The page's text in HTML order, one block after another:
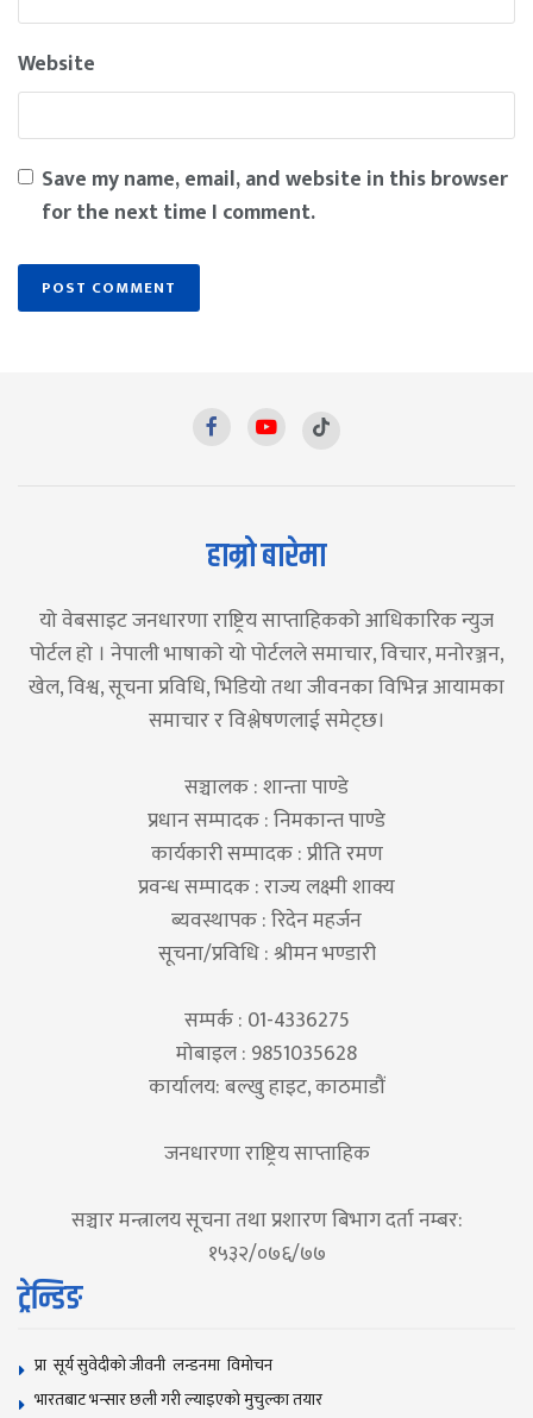
Website
Save my name, email, and website in this browser
for the next time I comment.
हाम्रो बारेमा
यो वेबसाइट जनधारणा राष्ट्रिय साप्ताहिकको आधिकारिक न्युज
पोर्टल हो । नेपाली भाषाको यो पोर्टलले समाचार, विचार, मनोरञ्जन,
खेल, विश्व, सूचना प्रविधि, भिडियो तथा जीवनका विभिन्न आयामका
समाचार र विश्लेषणलाई समेट्छ।
सञ्चालक : शान्ता पाण्डे
प्रधान सम्पादक : निमकान्त पाण्डे
कार्यकारी सम्पादक : प्रीति रमण
प्रवन्ध सम्पादक : राज्य लक्ष्मी शाक्य
ब्यवस्थापक : रिदेन महर्जन
सूचना/प्रविधि : श्रीमन भण्डारी
सम्पर्क : 01-4336275
मोबाइल : 9851035628
कार्यालय: बल्खु हाइट, काठमाडौं
जनधारणा राष्ट्रिय साप्ताहिक
सञ्चार मन्त्रालय सूचना तथा प्रशारण बिभाग दर्ता नम्बर:
१५३२/०७६/७७
ट्रेन्डिङ
प्रा सूर्य सुवेदीको जीवनी लन्डनमा विमोचन
भारतबाट भन्सार छली गरी ल्याइएको मुचुल्का तयार